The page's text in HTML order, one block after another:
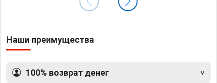
Наши преимущества
100% возврат денег